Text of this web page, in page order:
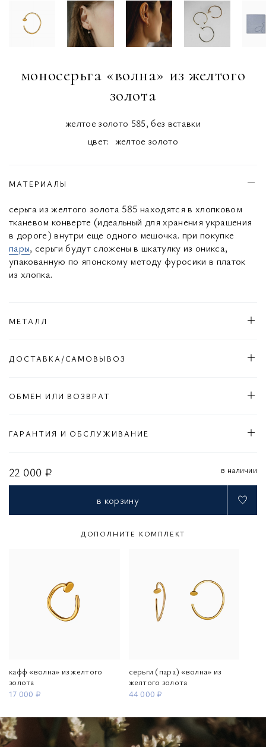
моносерьга «волна» из желтого
золота
желтое золото 585, без вставки
цвет: желтое золото
22 000 ₽ в наличии
в корзину
МАТЕРИАЛЫ
серьга из желтого золота 585 находятся в хлопковом
тканевом конверте (идеальный для хранения украшения
в дороге) внутри еще одного мешочка. при покупке
пары, серьги будут сложены в шкатулку из оникса,
упакованную по японскому методу фуросики в платок
из хлопка.
МЕТАЛЛ
ДОСТАВКА/САМОВЫВОЗ
ОБМЕН ИЛИ ВОЗВРАТ
ГАРАНТИЯ И ОБСЛУЖИВАНИЕ
ДОПОЛНИТЕ КОМПЛЕКТ
кафф «волна» из желтого
золота
17 000 ₽
серьги (пара) «волна» из
желтого золота
44 000 ₽